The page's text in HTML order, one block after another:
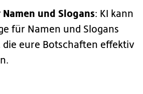
und Slogans: KI kann
für Namen und Slogans
die eure Botschaften effektiv